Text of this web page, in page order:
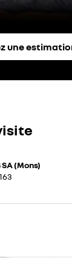
une
(Mons)